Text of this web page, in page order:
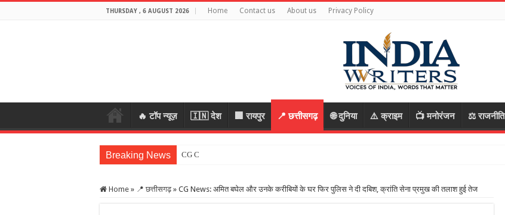
THURSDAY , 6 AUGUST 2026 Home Contact us About us Privacy Policy
🔥 टॉप न्यूज़ 🇮🇳 देश 🏢 रायपुर 📍 छत्तीसगढ़ 🌐 दुनिया ⚠️ क्राइम 📺 मनोरंजन ⚖️ राजनीति
Breaking News CG Crime: महिला के जेवर लेकर भागे आ
Home » 📍 छत्तीसगढ़ » CG News: अमित बघेल और उनके करीबियों के घर फिर पुलिस ने दी दबिश, क्रांति सेना प्रमुख की तलाश हुई तेज